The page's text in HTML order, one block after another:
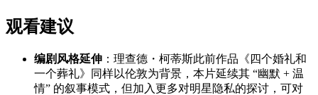
观看建议
编剧风格延伸 ：理查德・柯蒂斯此前作品《四个婚礼和
一个葬礼》同样以伦敦为背景，本片延续其 “幽默 + 温
情” 的叙事模式，但加入更多对明星隐私的探讨，可对